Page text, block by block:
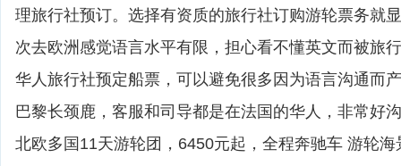
理旅行社预订。选择有资质的旅行社订购游轮票务就
次去欧洲感觉语言水平有限，担心看不懂英文而被旅
华人旅行社预定船票，可以避免很多因为语言沟通而
巴黎长颈鹿，客服和司导都是在法国的华人，非常好
北欧多国11天游轮团，6450元起，全程奔驰车 游轮